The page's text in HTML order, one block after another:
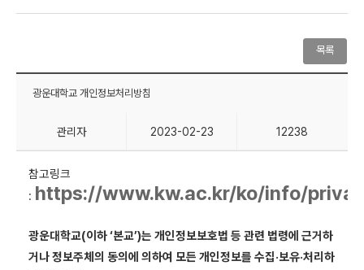
목록
광운대학교 개인정보처리방침
관리자 2023-02-23 12238
참고링크
: https://www.kw.ac.kr/ko/info/
광운대학교(이하 ‘본교’)는 개인정보보호법 등 관련 법령에 근거하
거나 정보주체의 동의에 의하여 모든 개인정보를 수집·보유·처리하